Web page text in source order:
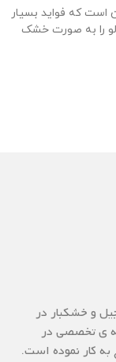
است که فواید بسیار
را به صورت خشک
و خشکبار در
مجموعه ی تخصصی در
کار نموده است.